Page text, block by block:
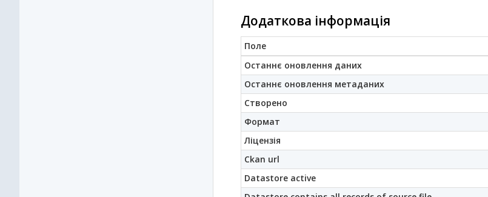
Додаткова інформація
Поле
Останнє оновлення даних
Останнє оновлення метаданих
Створено
Формат
Ліцензія
Ckan url
Datastore active